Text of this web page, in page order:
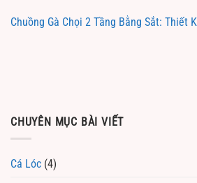
Chuồng Gà Chọi 2 Tầng Bằng Sắt: Thiết
CHUYÊN MỤC BÀI VIẾT
Cá Lóc (4)